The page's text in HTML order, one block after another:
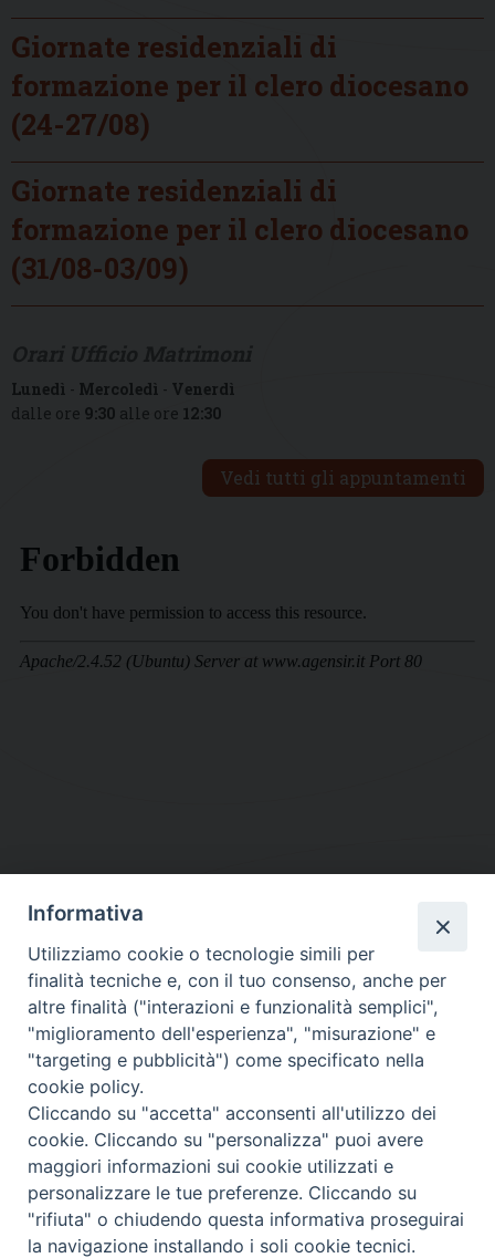
Giornate residenziali di
formazione per il clero diocesano
(24-27/08)
Giornate residenziali di
formazione per il clero diocesano
(31/08-03/09)
Lunedì - Mercoledì - Venerdì
dalle ore 9:30 alle ore 12:30
Vedi tutti gli appuntamenti
DIOCESI SUBURBICARIA DI ALBANO
Contatti:Tel.: 06.93268401 - Fax.: 06.9323844
E-mail:curia@diocesidialbano.it
Orari: dal Lunedì al Venerdì Ore: 9:00 - 13:00
Lunedì, Mercoledì e Venerdì, Ore 9:30 - 12:30
Diocesi Suburbicaria di Albano
Copyright © 2021
Informativa
Utilizziamo cookie o tecnologie simili per
finalità tecniche e, con il tuo consenso, anche per
altre finalità ("interazioni e funzionalità semplici",
"miglioramento dell'esperienza", "misurazione" e
"targeting e pubblicità") come specificato nella
cookie policy.
Cliccando su "accetta" acconsenti all'utilizzo dei
cookie. Cliccando su "personalizza" puoi avere
maggiori informazioni sui cookie utilizzati e
personalizzare le tue preferenze. Cliccando su
"rifiuta" o chiudendo questa informativa proseguirai
la navigazione installando i soli cookie tecnici.